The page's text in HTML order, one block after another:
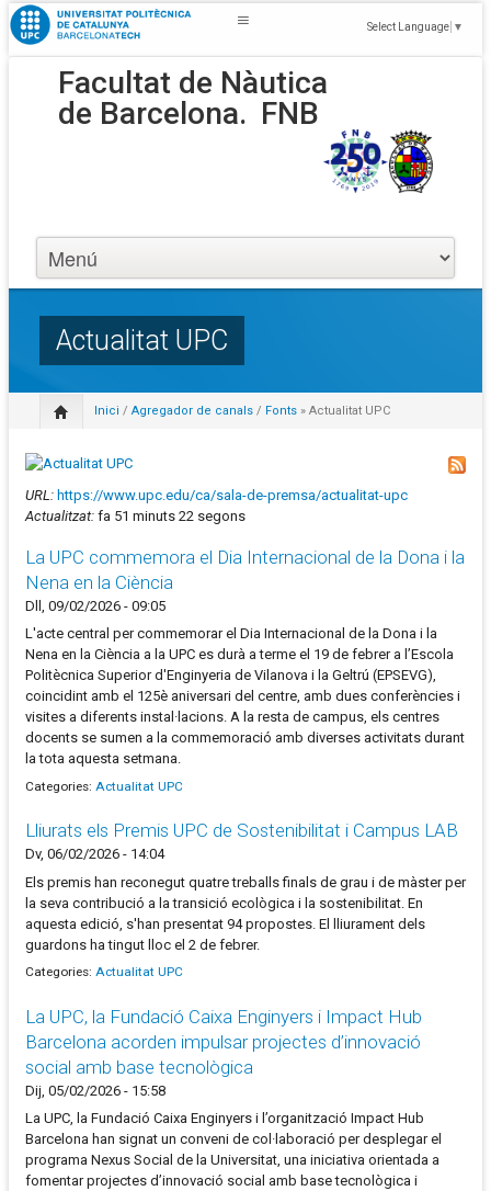
Select Language ▼
Facultat de Nàutica
de Barcelona. FNB
Actualitat UPC
Inici / Agregador de canals / Fonts » Actualitat UPC
URL: https://www.upc.edu/ca/sala-de-premsa/actualitat-upc
Actualitzat: fa 51 minuts 22 segons
La UPC commemora el Dia Internacional de la Dona i la
Nena en la Ciència
Dll, 09/02/2026 - 09:05
L'acte central per commemorar el Dia Internacional de la Dona i la
Nena en la Ciència a la UPC es durà a terme el 19 de febrer a l’Escola
Politècnica Superior d'Enginyeria de Vilanova i la Geltrú (EPSEVG),
coincidint amb el 125è aniversari del centre, amb dues conferències i
visites a diferents instal·lacions. A la resta de campus, els centres
docents se sumen a la commemoració amb diverses activitats durant
la tota aquesta setmana.
Categories: Actualitat UPC
Lliurats els Premis UPC de Sostenibilitat i Campus LAB
Dv, 06/02/2026 - 14:04
Els premis han reconegut quatre treballs finals de grau i de màster per
la seva contribució a la transició ecològica i la sostenibilitat. En
aquesta edició, s'han presentat 94 propostes. El lliurament dels
guardons ha tingut lloc el 2 de febrer.
Categories: Actualitat UPC
La UPC, la Fundació Caixa Enginyers i Impact Hub
Barcelona acorden impulsar projectes d’innovació
social amb base tecnològica
Dij, 05/02/2026 - 15:58
La UPC, la Fundació Caixa Enginyers i l’organització Impact Hub
Barcelona han signat un conveni de col·laboració per desplegar el
programa Nexus Social de la Universitat, una iniciativa orientada a
fomentar projectes d’innovació social amb base tecnològica i